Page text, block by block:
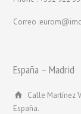
Correo
España – Madrid
Calle Martínez
España.